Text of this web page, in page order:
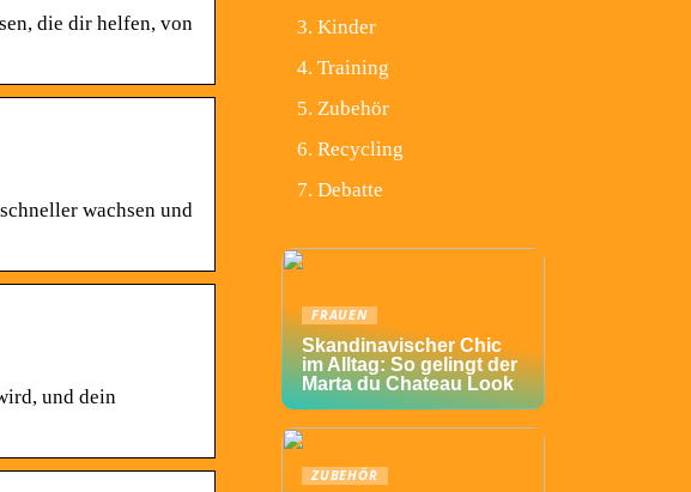
die dir helfen, von
wachsen und
und dein
Kinder
Training
Zubehör
Recycling
Debatte
FRAUEN
Skandinavischer Chic
im Alltag: So gelingt der
Marta du Chateau Look
ZUBEHÖR